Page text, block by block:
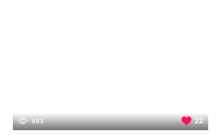
993 22